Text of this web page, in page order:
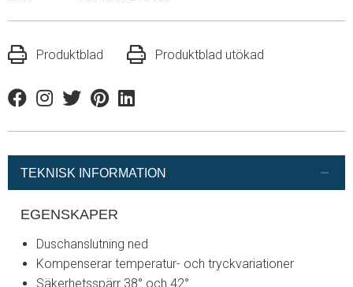
Produktblad Produktblad utökad
FacebookInstagram
TwitterPinterestLinkedin
TEKNISK INFORMATION
EGENSKAPER
Duschanslutning ned
Kompenserar temperatur- och tryckvariationer
Säkerhetsspärr 38° och 42°